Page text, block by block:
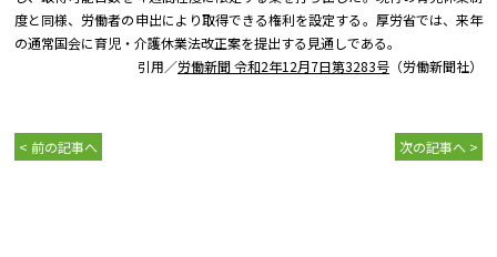
度と同様、労働者の申出により取得できる権利を設定する。厚労省では、来年
の通常国会に育児・介護休業法改正案を提出する見通しである。
引用／労働新聞 令和2年12月7日第3283号 （労働新聞社）
< 前の記事へ 次の記事へ >